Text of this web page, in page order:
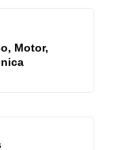
Motor,